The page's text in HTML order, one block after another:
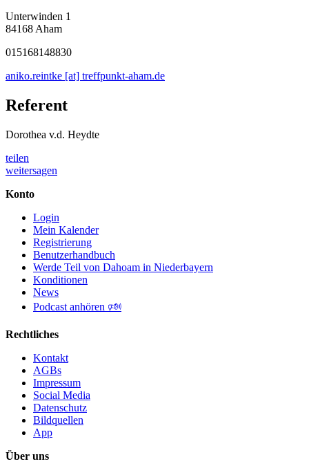
Unterwinden 1
84168 Aham
015168148830
aniko.reintke [at] treffpunkt-aham.de
Referent
Dorothea v.d. Heydte
teilen
weitersagen
Konto
Login
Mein Kalender
Registrierung
Benutzerhandbuch
Werde Teil von Dahoam in Niederbayern
Konditionen
News
Podcast anhören 🕬
Rechtliches
Kontakt
AGBs
Impressum
Social Media
Datenschutz
Bildquellen
App
Über uns